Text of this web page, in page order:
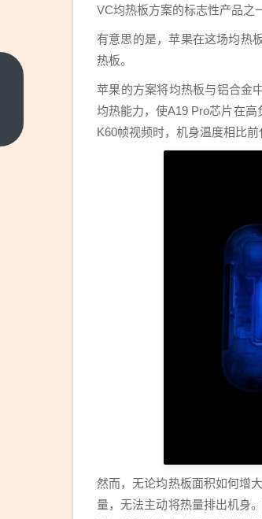
VC均热板方案的标志性产品之
有意思的是，苹果在这场均热
热板。
苹果的方案将均热板与铝合金
均热能力，使A19 Pro芯片在
K60帧视频时，机身温度相比前
然而，无论均热板面积如何增
量，无法主动将热量排出机身